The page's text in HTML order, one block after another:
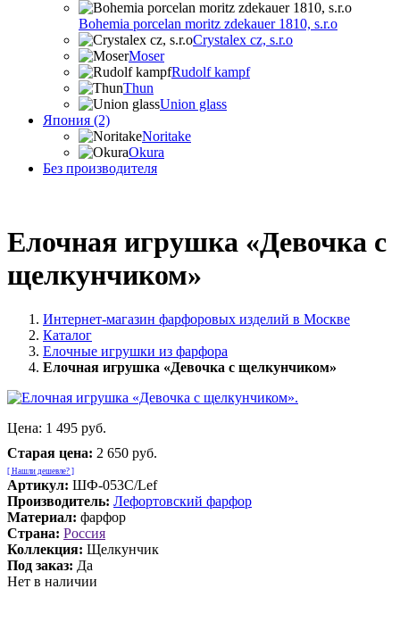
Bohemia porcelan moritz zdekauer 1810, s.r.o
Crystalex cz, s.r.o
Moser
Rudolf kampf
Thun
Union glass
Япония (2)
Noritake
Okura
Без производителя
Елочная игрушка «Девочка с
щелкунчиком»
Интернет-магазин фарфоровых изделий в Москве
Каталог
Елочные игрушки из фарфора
Елочная игрушка «Девочка с щелкунчиком»
Цена: 1 495 руб.
Старая цена: 2 650 руб.
[ Нашли дешевле? ]
Артикул: ШФ-053С/Lef
Производитель: Лефортовский фарфор
Материал: фарфор
Страна: Россия
Коллекция: Щелкунчик
Под заказ: Да
Нет в наличии